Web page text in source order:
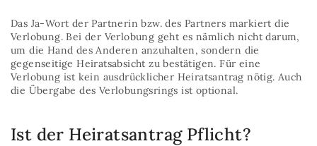
Das Ja-Wort der Partnerin bzw. des Partners markiert die
Verlobung. Bei der Verlobung geht es nämlich nicht darum,
um die Hand des Anderen anzuhalten, sondern die
gegenseitige Heiratsabsicht zu bestätigen. Für eine
Verlobung ist kein ausdrücklicher Heiratsantrag nötig. Auch
die Übergabe des Verlobungsrings ist optional.
Ist der Heiratsantrag Pflicht?